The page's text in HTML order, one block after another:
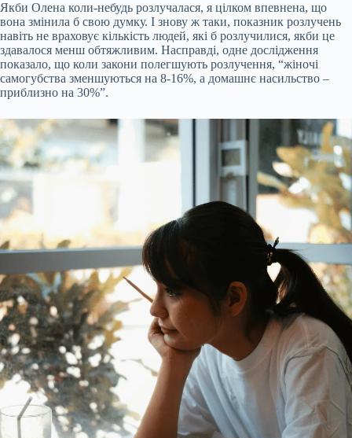
Якби Олена коли-небудь розлучалася, я цілком впевнена, що
вона змінила б свою думку. І знову ж таки, показник розлучень
навіть не враховує кількість людей, які б розлучилися, якби це
здавалося менш обтяжливим. Насправді, одне дослідження
показало, що коли закони полегшують розлучення, “жіночі
самогубства зменшуються на 8-16%, а домашнє насильство –
приблизно на 30%”.